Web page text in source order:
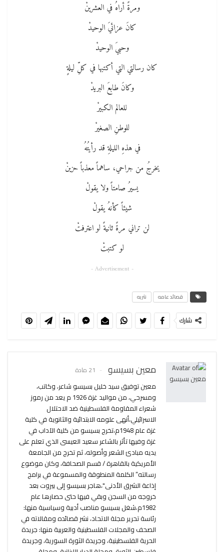
ومرةً أراهُ في العشرينْ
كانَ عزائيَ الوحيدْ
وحبيَ الوحيدْ
كان رسالتي التي أكتبها في كلِّ ليلةٍ
وكانَ طابعَ البريدْ
للعالم الكبيرْ
للوطنِ الصغيرْ
في هذهِ الليلةِ قد رأيتُهُ
يخرجُ من جراحي، ساهماً معذباً حزينْ
يسيرُ صامتاً ولا يقولْ
شيئاً كأنهُ يقولْ
لن تراني مرةً ثانيةً لو اعترفتْ
لو كتبتْ
- Advertisement -
قصائد عامه نثريه
شارك
معين بسيسو 21 مادة
معين توفيق سيد خليل بسيسو شاعر، وكاتب،
ومسرحي، من مواليد غزة 1926 م يعد من رموز
شعراء المقاومة الفلسطينية ضد الاحتلال
الاسرائيلي،أنهى علومه الابتدائية والثانوية في كلية
غزة عام 1948م،تخرج بسيسو من كلية الآداب في
غزة وفيها تأثر بالشاعر سعيد العيسى الذي تعلم على
يديه مبادئ الشعر وأصوله، ثم تخرج من الجامعة
الأمريكية بالقاهرة / قسم الصحافة، وكان موضوع
رسالته” الكلمة المنطوقة والمسموعة في برامج
إذاعة الشرق الأدنى"،هاجر بسيسو إلى بيروت بعد
خروجه من السجن وبقي فيها حتى حصارها عام
1982م،شغل بسيسو مناصب أدبية وسياسية منها:
رئاسة تحرير مجلة الاتحاد، نشر قصائده ومقالاته في
الصحف والمجلات الفلسطينية والعربية منها: جريدة
الحرية الفلسطينية، وجريدة الثورة السورية، وجريدة